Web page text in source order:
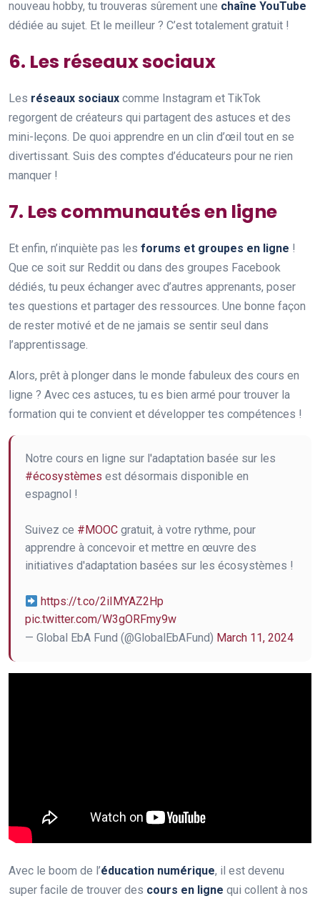
nouveau hobby, tu trouveras sûrement une chaîne YouTube
dédiée au sujet. Et le meilleur ? C’est totalement gratuit !
6. Les réseaux sociaux
Les réseaux sociaux comme Instagram et TikTok
regorgent de créateurs qui partagent des astuces et des
mini-leçons. De quoi apprendre en un clin d’œil tout en se
divertissant. Suis des comptes d’éducateurs pour ne rien
manquer !
7. Les communautés en ligne
Et enfin, n’inquiète pas les forums et groupes en ligne !
Que ce soit sur Reddit ou dans des groupes Facebook
dédiés, tu peux échanger avec d’autres apprenants, poser
tes questions et partager des ressources. Une bonne façon
de rester motivé et de ne jamais se sentir seul dans
l’apprentissage.
Alors, prêt à plonger dans le monde fabuleux des cours en
ligne ? Avec ces astuces, tu es bien armé pour trouver la
formation qui te convient et développer tes compétences !
Notre cours en ligne sur l'adaptation basée sur les
#écosystèmes est désormais disponible en
espagnol !
Suivez ce #MOOC gratuit, à votre rythme, pour
apprendre à concevoir et mettre en œuvre des
initiatives d'adaptation basées sur les écosystèmes !
https://t.co/2iIMYAZ2Hp
pic.twitter.com/W3gORFmy9w
— Global EbA Fund (@GlobalEbAFund) March 11, 2024
Avec le boom de l’éducation numérique, il est devenu
super facile de trouver des cours en ligne qui collent à nos